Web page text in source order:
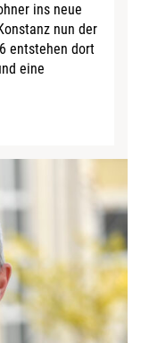
ins neue
nun der
entstehen dort
eine